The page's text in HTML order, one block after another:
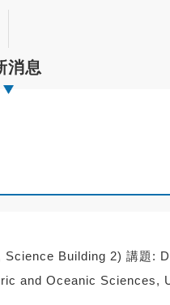
消息
Building 2) 講題:
and Oceanic